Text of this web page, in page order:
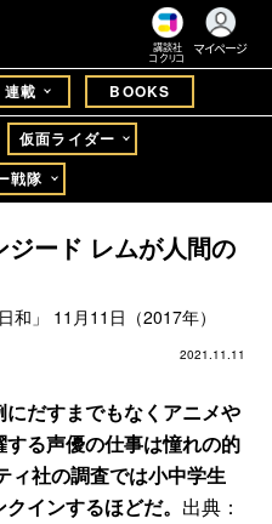
講談社
コクリコ
マイページ
載 BOOKS
仮面ライダー
戦隊
ード レムが人間の
和」 11月11日（2017年）
2021.11.11
にだすまでもなくアニメや
る声優の仕事は憧れの的
ィ社の調査では小中学生
インするほどだ。 出典：